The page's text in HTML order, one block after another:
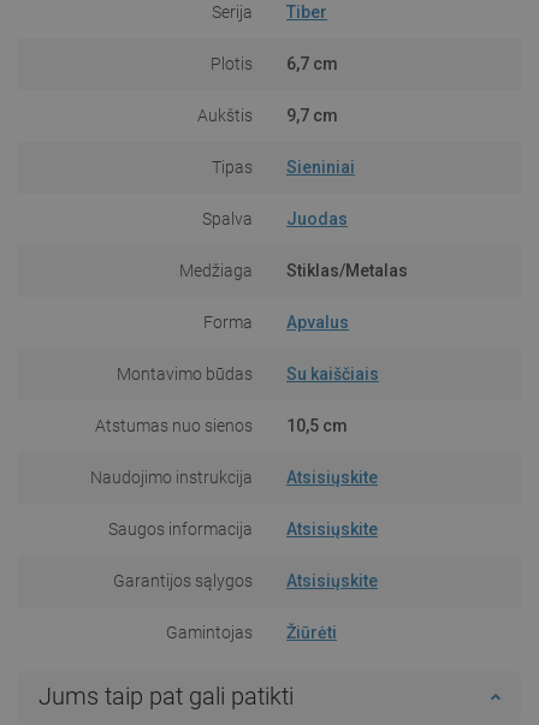
Serija Tiber
Plotis 6,7 cm
Aukštis 9,7 cm
Tipas Sieniniai
Spalva Juodas
Medžiaga Stiklas/Metalas
Forma Apvalus
Montavimo būdas Su kaiščiais
Atstumas nuo sienos 10,5 cm
Naudojimo instrukcija Atsisiųskite
Saugos informacija Atsisiųskite
Garantijos sąlygos Atsisiųskite
Gamintojas Žiūrėti
Jums taip pat gali patikti